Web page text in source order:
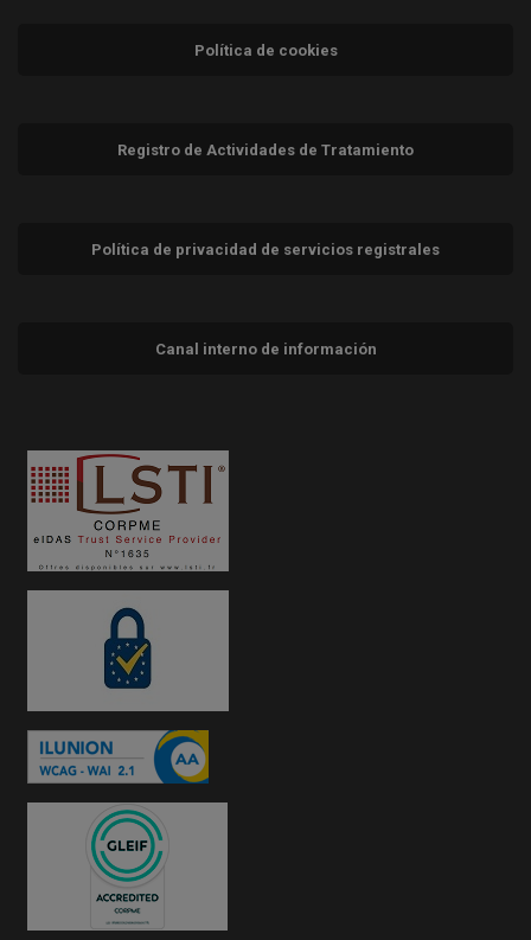
Política de cookies
Registro de Actividades de Tratamiento
Política de privacidad de servicios registrales
Canal interno de información